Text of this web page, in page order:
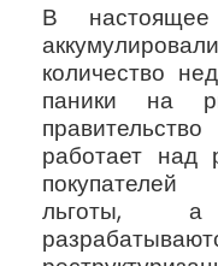
В
количество
паники на
работает над
льготы,